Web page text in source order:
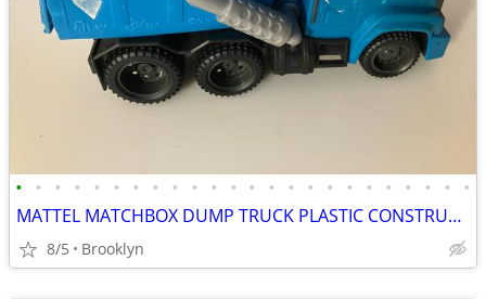
• • • • • • • • • • • • • • • • • • • • • • • •
MATTEL MATCHBOX DUMP TRUCK PLASTIC CONSTRUCTION VEHICLE KIDS J4769
8/5 Brooklyn